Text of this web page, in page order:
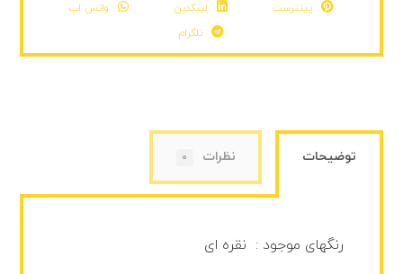
پینترست لینکدین
واتس اپ
تلگرام
توضیحات نظرات 0
رنگهای موجود : نقره ای